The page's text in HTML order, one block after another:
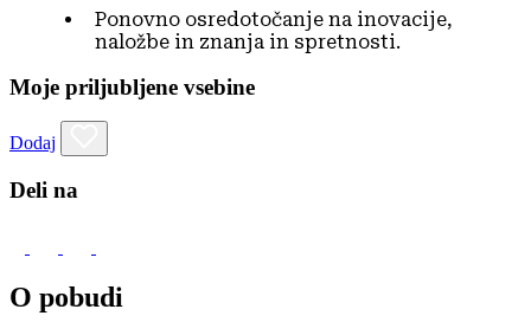
Ponovno osredotočanje na inovacije,
naložbe in znanja in spretnosti.
Moje priljubljene vsebine
Dodaj
Deli na
O pobudi